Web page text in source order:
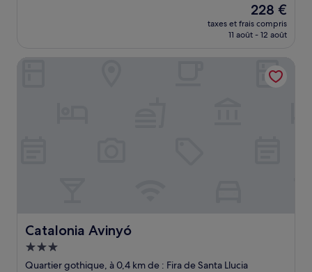
Le
nouveau
prix
de
228 €
228 €
taxes et frais compris
11 août - 12 août
Catalonia Avinyó
Catalonia Avinyó
Hébergement
3.0 étoiles
Quartier gothique, à 0,4 km de : Fira de Santa Llucia